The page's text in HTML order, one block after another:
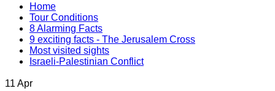
Home
Tour Conditions
8 Alarming Facts
9 exciting facts - The Jerusalem Cross
Most visited sights
Israeli-Palestinian Conflict
11 Apr